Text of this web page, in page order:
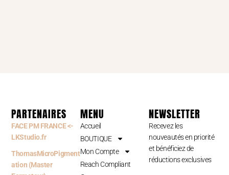
PARTENAIRES
FACE PM FRANCE <-
LKStudio.fr
ThomasMicroPigment
ation (Master
MENU
Accueil
BOUTIQUE
Mon Compte
Reach Compliant
NEWSLETTER
Recevez les
nouveautés en priorité
et bénéficiez de
réductions exclusives